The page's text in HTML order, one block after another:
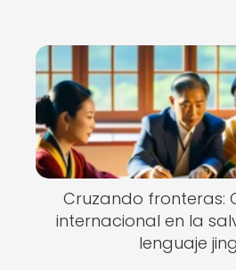
Cruzando fronteras:
internacional en la
lenguaje